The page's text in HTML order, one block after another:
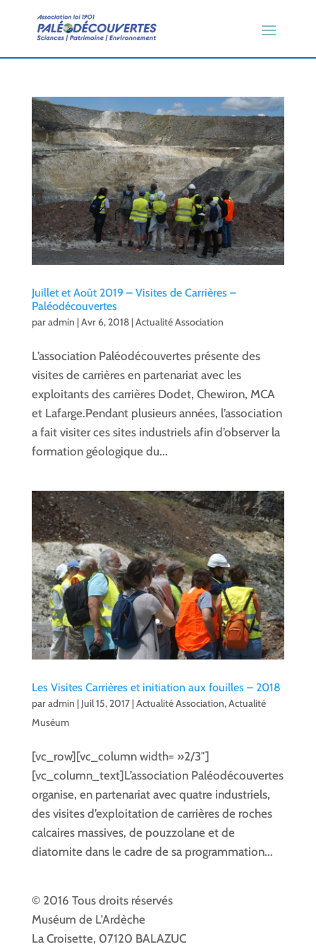
Juillet et Août 2019 – Visites de Carrières –
Paléodécouvertes
paradmin |Avr 6, 2018|Actualité Association
L’association Paléodécouvertes présente des
visites de carrières en partenariat avec les
exploitants des carrières Dodet, Chewiron, MCA
et Lafarge.Pendant plusieurs années, l’association
a fait visiter ces sites industriels afin d’observer la
formation géologique du...
Les Visites Carrières et initiation aux fouilles – 2018
paradmin | Juil 15, 2017|Actualité Association,Actualité
Muséum
[vc_row][vc_column width= »2/3″]
[vc_column_text]L’association Paléodécouvertes
organise, en partenariat avec quatre industriels,
des visites d’exploitation de carrières de roches
calcaires massives, de pouzzolane et de
diatomite dans le cadre de sa programmation...
© 2016 Tous droits réservés
Muséum de L'Ardèche
La Croisette, 07120 BALAZUC